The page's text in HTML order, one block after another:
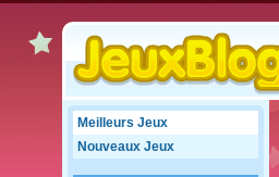
Meilleurs Jeux
Nouveaux Jeux